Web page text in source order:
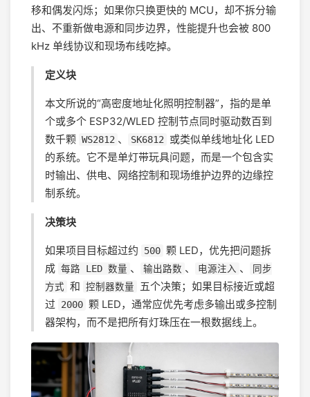
移和偶发闪烁；如果你只换更快的 MCU，却不拆分输
出、不重新做电源和同步边界，性能提升也会被 800
kHz 单线协议和现场布线吃掉。
定义块
本文所说的“高密度地址化照明控制器”，指的是单
个或多个 ESP32/WLED 控制节点同时驱动数百到
数千颗 WS2812 、 SK6812
或类似单线地址化 LED
的系统。它不是单灯带玩具问题，而是一个包含实
时输出、供电、网络控制和现场维护边界的边缘控
制系统。
决策块
如果项目目标超过约 500 颗 LED，优先把问题拆
成 每路 LED 数量 、 输出路数 、 电源注入 、
同步
方式 和 控制器数量
五个决策；如果目标接近或超
过
2000 颗 LED，通常应优先考虑多输出或多控制
器架构，而不是把所有灯珠压在一根数据线上。